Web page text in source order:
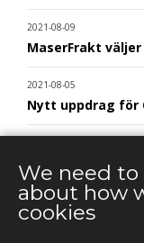
2021-08-09
MaserFrakt väljer
2021-08-05
Nytt uppdrag för
E.ON Sverige
2021-06-07
We need
about how
cookies